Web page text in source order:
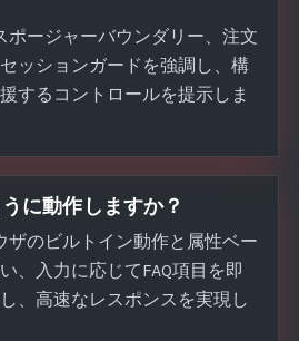
ージャーバウンダリー、注文
ッションガードを強調し、構
するコントロールを提示しま
に動作しますか？
のビルトイン動作と属性ベー
、入力に応じてFAQ項目を即
、高速なレスポンスを実現し